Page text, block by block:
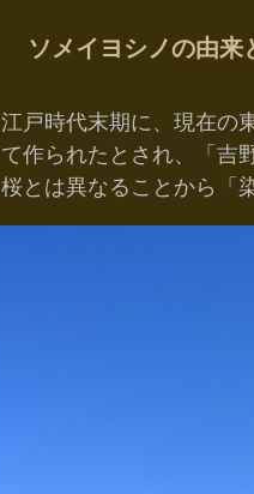
ソメイヨシノの由来
江戸時代末期に、現在の
て作られたとされ、「吉
桜とは異なることから「